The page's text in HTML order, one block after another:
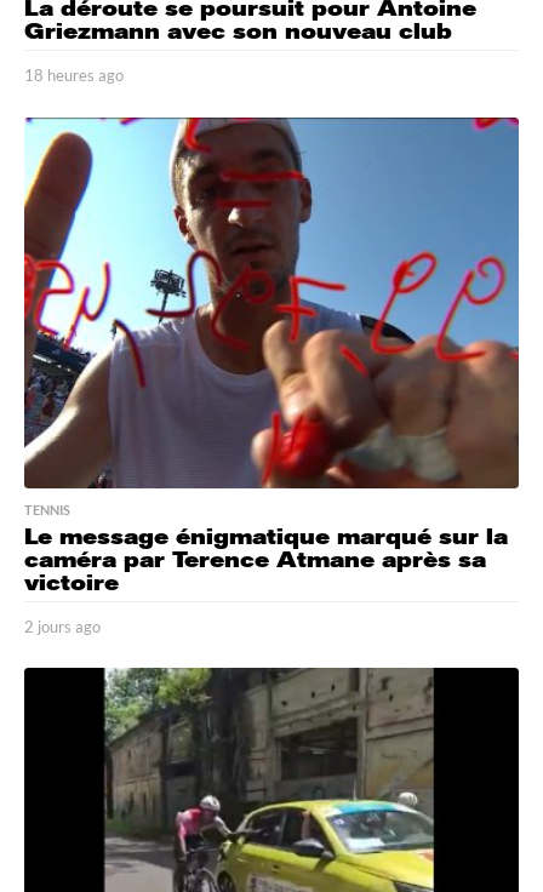
La déroute se poursuit pour Antoine
Griezmann avec son nouveau club
18 heures ago
h
TENNIS
Le message énigmatique marqué sur la
caméra par Terence Atmane après sa
victoire
2 jours ago
o
u
r
s
a
o